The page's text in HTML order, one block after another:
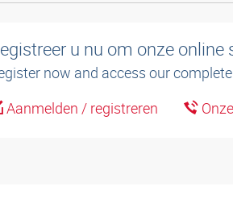
u nu om onze online
now and access our
Aanmelden / registreren